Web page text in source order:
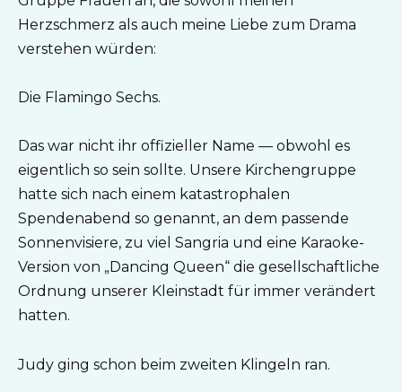
Herzschmerz als auch meine Liebe zum Drama
verstehen würden:
Die Flamingo Sechs.
Das war nicht ihr offizieller Name — obwohl es
eigentlich so sein sollte. Unsere Kirchengruppe
hatte sich nach einem katastrophalen
Spendenabend so genannt, an dem passende
Sonnenvisiere, zu viel Sangria und eine Karaoke-
Version von „Dancing Queen“ die gesellschaftliche
Ordnung unserer Kleinstadt für immer verändert
hatten.
Judy ging schon beim zweiten Klingeln ran.